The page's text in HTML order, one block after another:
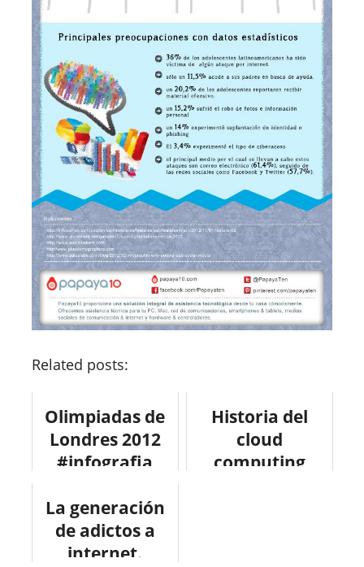
Related posts:
Olimpiadas de
Londres 2012
#infografia
Historia del
cloud
computing
La generación
de adictos a
internet.